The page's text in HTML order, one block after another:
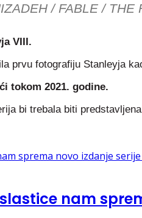
/ FABLE /
VIII.
prvu fotografiju Stanleyja
tokom 2021. godine.
bi trebala biti
nam